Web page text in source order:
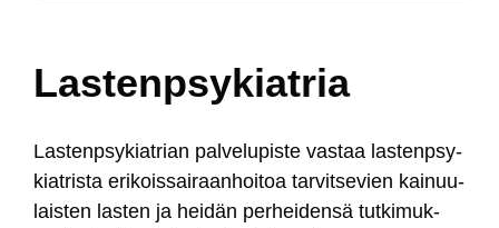
Lastenpsykiatria
Las­tenp­sy­kiat­rian pal­ve­lu­pis­te vas­taa las­tenp­sy­
kiat­ris­ta eri­kois­sai­raan­hoi­toa tar­vit­se­vien kai­nuu­
lais­ten las­ten ja hei­dän per­hei­den­sä tut­ki­muk­